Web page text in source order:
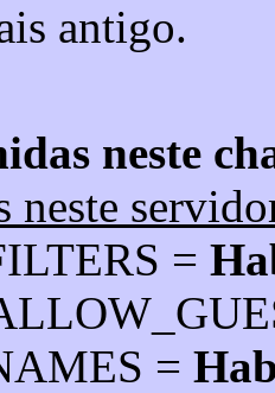
antigo.
neste
neste
=
=